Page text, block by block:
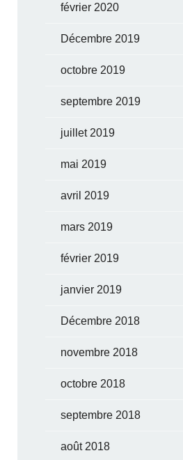
février 2020
Décembre 2019
octobre 2019
septembre 2019
juillet 2019
mai 2019
avril 2019
mars 2019
février 2019
janvier 2019
Décembre 2018
novembre 2018
octobre 2018
septembre 2018
août 2018